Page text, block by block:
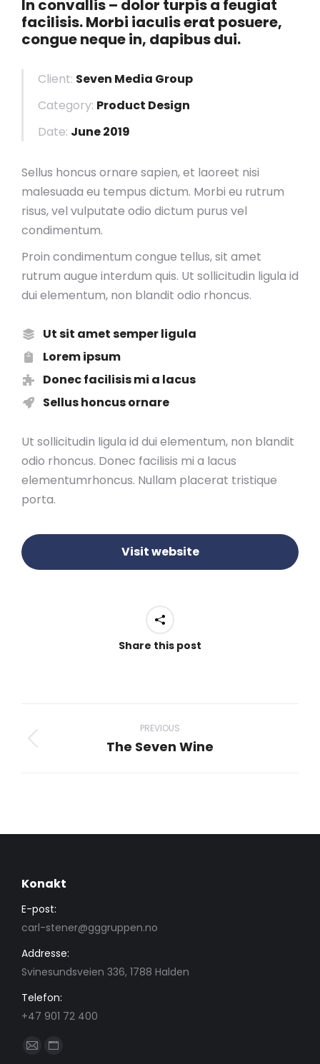
In convallis – dolor turpis a feugiat
facilisis. Morbi iaculis erat posuere,
congue neque in, dapibus dui.
Client: Seven Media Group
Category: Product Design
Date: June 2019
Sellus honcus ornare sapien, et laoreet nisi
malesuada eu tempus dictum. Morbi eu rutrum
risus, vel vulputate odio dictum purus vel
condimentum.
Proin condimentum congue tellus, sit amet
rutrum augue interdum quis. Ut sollicitudin ligula id
dui elementum, non blandit odio rhoncus.
Ut sit amet semper ligula
Lorem ipsum
Donec facilisis mi a lacus
Sellus honcus ornare
Ut sollicitudin ligula id dui elementum, non blandit
odio rhoncus. Donec facilisis mi a lacus
elementumrhoncus. Nullam placerat tristique
porta.
Visit website
Share this post
navigation
PREVIOUS
Previous
The Seven Wine
Konakt
E-post:
carl-stener@gggruppen.no
Addresse:
Svinesundsveien 336, 1788 Halden
Telefon:
+47 901 72 400
Find us on:
MailWebsite